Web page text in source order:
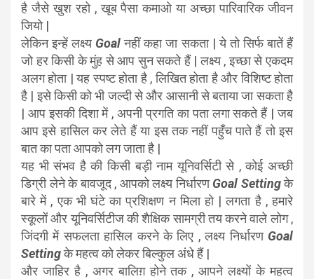
है जैसे खुश रहो , खूब पैसा कमाओ या अच्छा पारिवारिक जीवन
जियो |
लेकिन इन्हें लक्ष्य Goalनहीं कहा जा सकता | ये तो सिर्फ बातें हैं
जो हर किसी के मुंह से आप सुन सकते हैं | लक्ष्य , इच्छा से एकदम
अलग होता | यह स्पष्ट होता है , लिखित होता है और विशिष्ट होता
है | इसे किसी को भी जल्दी से और आसानी से बताया जा सकता है
| आप इसकी दिशा में , अपनी प्रगति का पता लगा सकते हैं | जब
आप इसे हासिल कर लेते हैं या इस तक नहीं पहुँच पाते हैं तो इस
बात का पता आपको लग जाता है |
यह भी संभव है की किसी बड़ी नाम यूनिवर्सिटी से , कोई अच्छी
डिग्री लेने के बावजूद , आपको लक्ष्य निर्धारण Goal Settingके
बारे में , एक भी घंटे का प्रशिक्षण न मिला हो | लगता है , हमारे
स्कूलों और यूनिवर्सिटीज की शैक्षिक सामग्री तय करने वाले लोग ,
जिंदगी में सफलता हासिल करने के लिए , लक्ष्य निर्धारण Goal
Settingके महत्व को लेकर बिल्कुल अंधे हैं |
और जाहिर है , अगर बालिग़ होने तक , आपने लक्ष्यों के महत्व